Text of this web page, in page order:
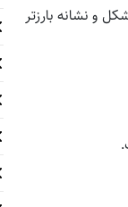
و نشانه بارزتر